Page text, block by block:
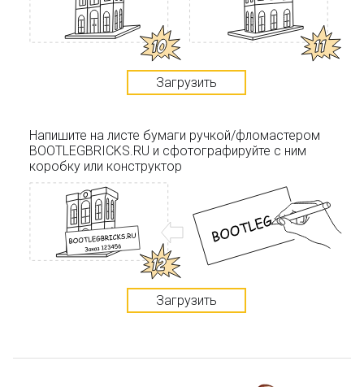
Загрузить
Напишите на листе бумаги ручкой/фломастером
BOOTLEGBRICKS.RU и сфотографируйте с ним
коробку или конструктор
Загрузить